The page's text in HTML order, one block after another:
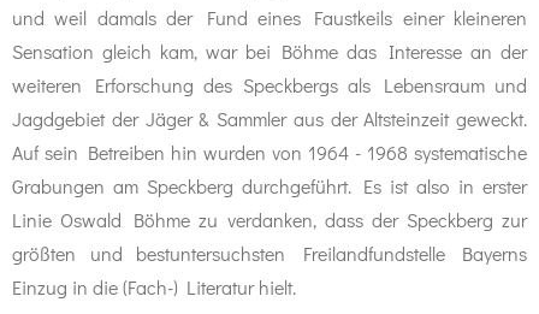
und weil damals der Fund eines Faustkeils einer kleineren
Sensation gleich kam, war bei Böhme das Interesse an der
weiteren Erforschung des Speckbergs als Lebensraum und
Jagdgebiet der Jäger & Sammler aus der Altsteinzeit geweckt.
Auf sein Betreiben hin wurden von 1964 - 1968 systematische
Grabungen am Speckberg durchgeführt. Es ist also in erster
Linie Oswald Böhme zu verdanken, dass der Speckberg zur
größten und bestuntersuchsten Freilandfundstelle Bayerns
Einzug in die (Fach-) Literatur hielt.